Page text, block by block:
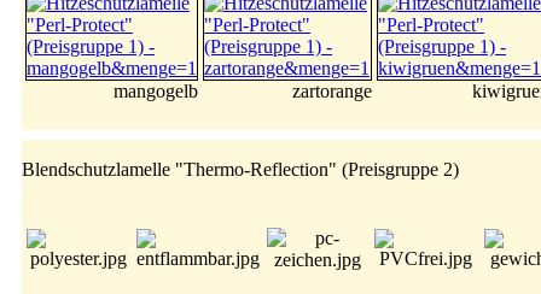
mangogelb zartorange
Blendschutzlamelle "Thermo-Reflection" (Preisgruppe 2)